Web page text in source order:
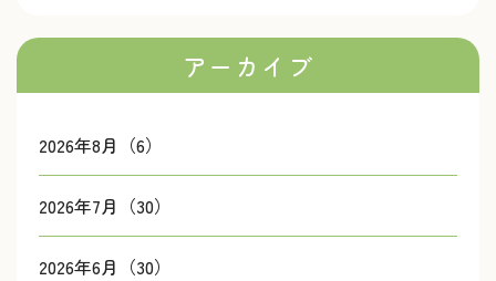
アーカイブ
2026年8月（6）
2026年7月（30）
2026年6月（30）